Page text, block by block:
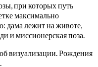
при которых путь
максимально
дама лежит на животе,
и миссионерская поза.
визуализации. Рождения